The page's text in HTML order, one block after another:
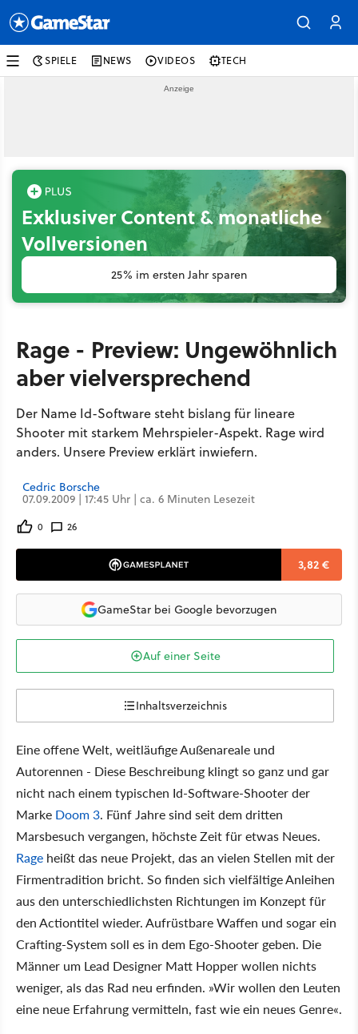
SPIELE NEWS VIDEOS TECH
Exklusiver Content & monatliche
Vollversionen
25% im ersten Jahr sparen
Rage - Preview: Ungewöhnlich
aber vielversprechend
Der Name Id-Software steht bislang für lineare
Shooter mit starkem Mehrspieler-Aspekt. Rage wird
anders. Unsere Preview erklärt inwiefern.
Cedric Borsche
07.09.2009 | 17:45 Uhr | ca. 6 Minuten Lesezeit
0 26
3,82 €
GameStar bei Google bevorzugen
Auf einer Seite
Inhaltsverzeichnis
Eine offene Welt, weitläufige Außenareale und
Autorennen - Diese Beschreibung klingt so ganz und gar
nicht nach einem typischen Id-Software-Shooter der
Marke Doom 3. Fünf Jahre sind seit dem dritten
Marsbesuch vergangen, höchste Zeit für etwas Neues.
Rage heißt das neue Projekt, das an vielen Stellen mit der
Firmentradition bricht. So finden sich vielfältige Anleihen
aus den unterschiedlichsten Richtungen im Konzept für
den Actiontitel wieder. Aufrüstbare Waffen und sogar ein
Crafting-System soll es in dem Ego-Shooter geben. Die
Männer um Lead Designer Matt Hopper wollen nichts
weniger, als das Rad neu erfinden. »Wir wollen den Leuten
eine neue Erfahrung vermitteln, fast wie ein neues Genre«.